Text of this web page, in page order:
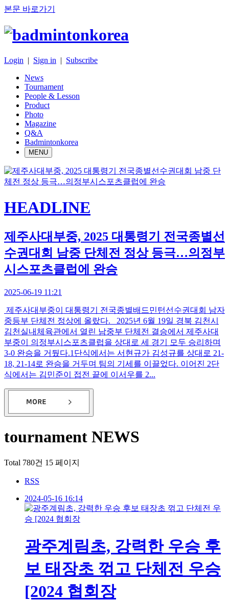
본문 바로가기
Login | Sign in | Subscribe
News
Tournament
People & Lesson
Product
Photo
Magazine
Q&A
Badmintonkorea
MENU
HEADLINE
제주사대부중, 2025 대통령기 전국종별선
수권대회 남중 단체전 정상 등극…의정부
시스포츠클럽에 완승
2025-06-19 11:21
제주사대부중이 대통령기 전국종별배드민턴선수권대회 남자
중등부 단체전 정상에 올랐다. 2025년 6월 19일 경북 김천시
김천실내체육관에서 열린 남중부 단체전 결승에서 제주사대
부중이 의정부시스포츠클럽을 상대로 세 경기 모두 승리하며
3-0 완승을 거뒀다.1단식에서는 서현규가 김성규를 상대로 21-
18, 21-14로 완승을 거두며 팀의 기세를 이끌었다. 이어진 2단
식에서는 김민준이 접전 끝에 이서우를 2...
tournament NEWS
Total 780건 15 페이지
RSS
2024-05-16 16:14
광주계림초, 강력한 우승 후
보 태장초 꺾고 단체전 우승
[2024 협회장